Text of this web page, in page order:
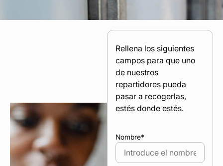
Rellena los siguientes
campos para que uno
de nuestros
repartidores pueda
pasar a recogerlas,
estés donde estés.
Nombre*